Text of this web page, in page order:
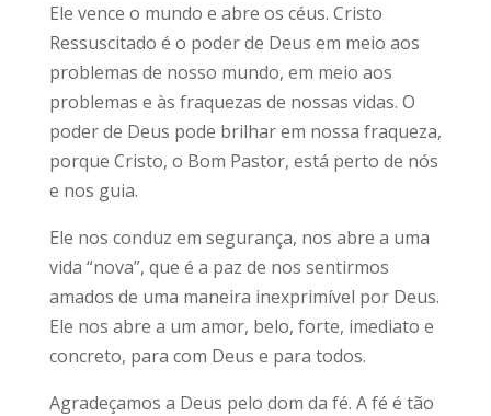
Ele vence o mundo e abre os céus. Cristo
Ressuscitado é o poder de Deus em meio aos
problemas de nosso mundo, em meio aos
problemas e às fraquezas de nossas vidas. O
poder de Deus pode brilhar em nossa fraqueza,
porque Cristo, o Bom Pastor, está perto de nós
e nos guia.
Ele nos conduz em segurança, nos abre a uma
vida “nova”, que é a paz de nos sentirmos
amados de uma maneira inexprimível por Deus.
Ele nos abre a um amor, belo, forte, imediato e
concreto, para com Deus e para todos.
Agradeçamos a Deus pelo dom da fé. A fé é tão